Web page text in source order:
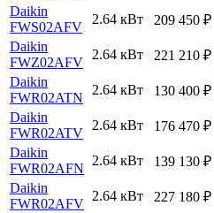
Daikin
FWS02AFV
2.64 кВт 209 450 ₽
Daikin
FWZ02AFV
2.64 кВт 221 210 ₽
Daikin
FWR02ATN
2.64 кВт 130 400 ₽
Daikin
FWR02ATV
2.64 кВт 176 470 ₽
Daikin
FWR02AFN
2.64 кВт 139 130 ₽
Daikin
FWR02AFV
2.64 кВт 227 180 ₽